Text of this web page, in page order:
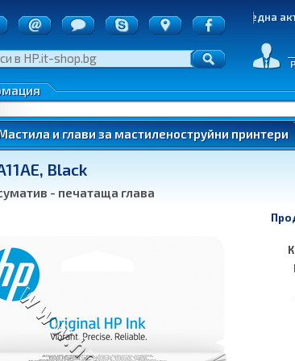
Последна
на пратките
по ОП ИК
и глави за мастиленоструйни принтери
Black
- печатаща глава